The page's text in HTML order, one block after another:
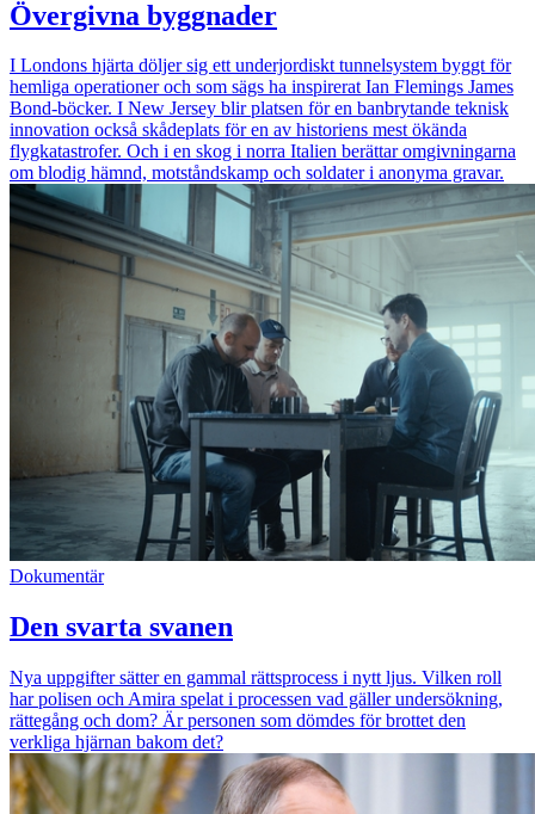
Övergivna byggnader
I Londons hjärta döljer sig ett underjordiskt tunnelsystem byggt för
hemliga operationer och som sägs ha inspirerat Ian Flemings James
Bond-böcker. I New Jersey blir platsen för en banbrytande teknisk
innovation också skådeplats för en av historiens mest ökända
flygkatastrofer. Och i en skog i norra Italien berättar omgivningarna
om blodig hämnd, motståndskamp och soldater i anonyma gravar.
Dokumentär
Den svarta svanen
Nya uppgifter sätter en gammal rättsprocess i nytt ljus. Vilken roll
har polisen och Amira spelat i processen vad gäller undersökning,
rättegång och dom? Är personen som dömdes för brottet den
verkliga hjärnan bakom det?